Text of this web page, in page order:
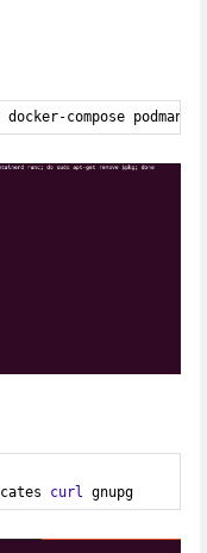
compose
curl gnupg